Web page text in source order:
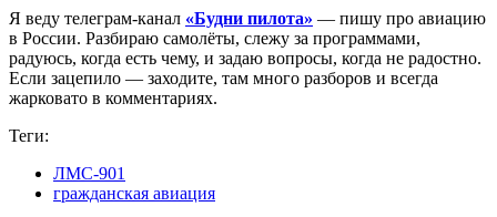
Я веду телеграм-канал «Будни пилота» — пишу про авиацию
в России. Разбираю самолёты, слежу за программами,
радуюсь, когда есть чему, и задаю вопросы, когда не радостно.
Если зацепило — заходите, там много разборов и всегда
жарковато в комментариях.
Теги:
ЛМС-901
гражданская авиация